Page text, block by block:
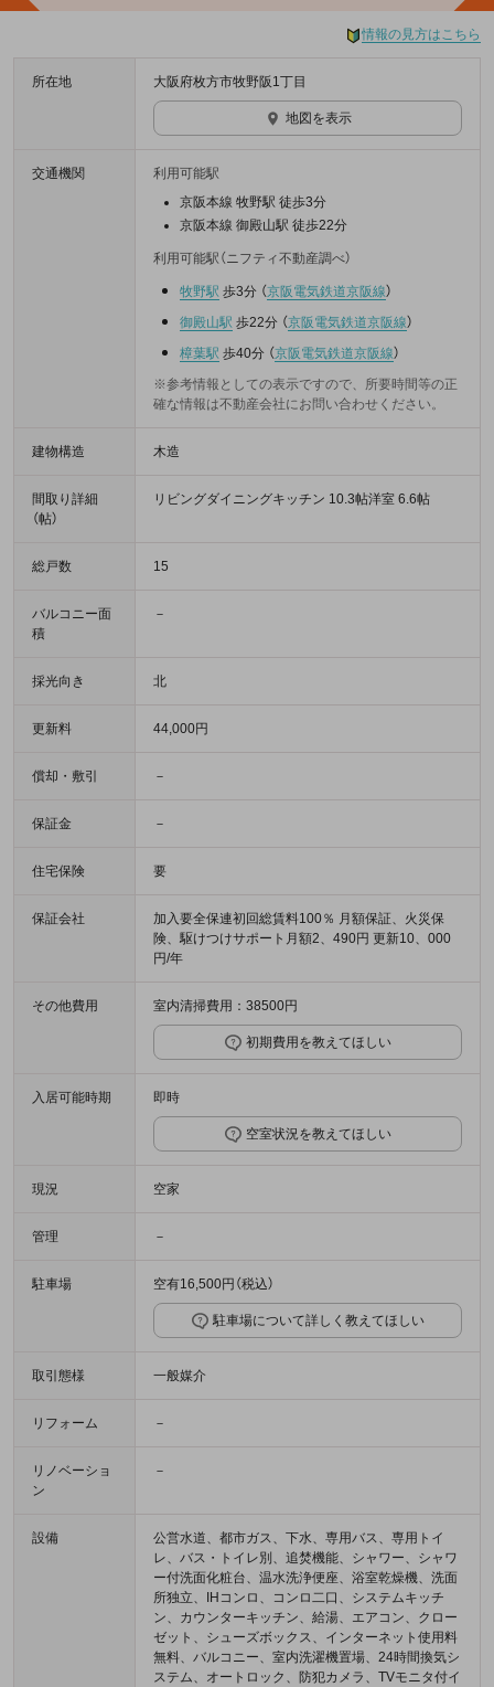
情報の見方はこちら
所在地 大阪府枚方市牧野阪1丁目
地図を表示
交通機関
利用可能駅
京阪本線 牧野駅 徒歩3分
京阪本線 御殿山駅 徒歩22分
利用可能駅（ニフティ不動産調べ）
牧野駅 歩3分 （京阪電気鉄道京阪線）
御殿山駅 歩22分 （京阪電気鉄道京阪線）
樟葉駅 歩40分 （京阪電気鉄道京阪線）
※参考情報としての表示ですので、所要時間等の正
確な情報は不動産会社にお問い合わせください。
建物構造 木造
間取り詳細
（帖）
リビングダイニングキッチン 10.3帖洋室 6.6帖
総戸数 15
バルコニー面
積
－
採光向き 北
更新料 44,000円
償却・敷引 －
保証金 －
住宅保険 要
保証会社
加入要全保連初回総賃料100％ 月額保証、火災保
険、駆けつけサポート月額2、490円 更新10、000
円/年
その他費用 室内清掃費用：38500円
初期費用を教えてほしい
入居可能時期 即時
空室状況を教えてほしい
現況 空家
管理 －
駐車場 空有16,500円（税込）
駐車場について詳しく教えてほしい
取引態様 一般媒介
リフォーム －
リノベーショ
ン
－
設備
公営水道、都市ガス、下水、専用バス、専用トイ
レ、バス・トイレ別、追焚機能、シャワー、シャワ
ー付洗面化粧台、温水洗浄便座、浴室乾燥機、洗面
所独立、IHコンロ、コンロ二口、システムキッチ
ン、カウンターキッチン、給湯、エアコン、クロー
ゼット、シューズボックス、インターネット使用料
無料、バルコニー、室内洗濯機置場、24時間換気シ
ステム、オートロック、防犯カメラ、TVモニタ付イ